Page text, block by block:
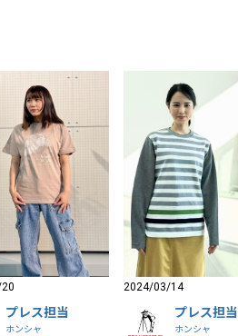
プレス担当
ホンシャ
2024/03/14
プレス担当
ホンシャ